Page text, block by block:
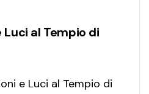
al Tempio di
e Luci al Tempio di